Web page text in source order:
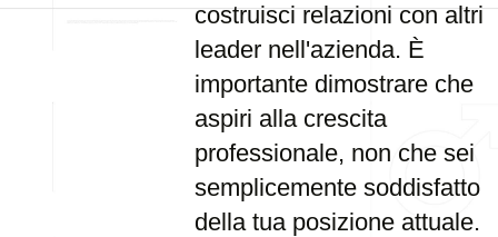
costruisci relazioni con altri
leader nell'azienda. È
importante dimostrare che
aspiri alla crescita
professionale, non che sei
semplicemente soddisfatto
della tua posizione attuale.